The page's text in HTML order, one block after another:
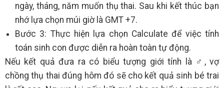
ngày, tháng, năm muốn thụ thai. Sau khi kết thúc bạn
nhớ lựa chọn múi giờ là GMT +7.
Bước 3: Thực hiện lựa chọn Calculate để việc tính
toán sinh con được diễn ra hoàn toàn tự động.
Nếu kết quả đưa ra có biểu tượng giới tính là ♂, vợ
chồng thụ thai đúng hôm đó sẽ cho kết quả sinh bé trai